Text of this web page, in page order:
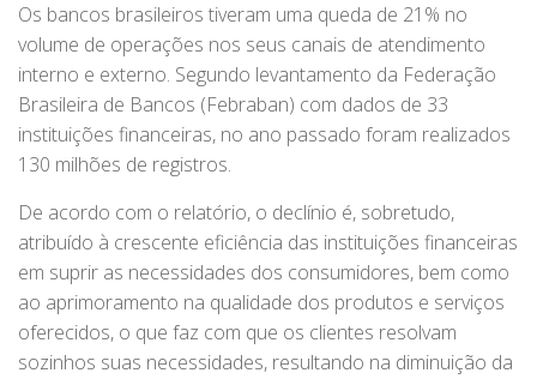
Os bancos brasileiros tiveram uma queda de 21% no
volume de operações nos seus canais de atendimento
interno e externo. Segundo levantamento da Federação
Brasileira de Bancos (Febraban) com dados de 33
instituições financeiras, no ano passado foram realizados
130 milhões de registros.
De acordo com o relatório, o declínio é, sobretudo,
atribuído à crescente eficiência das instituições financeiras
em suprir as necessidades dos consumidores, bem como
ao aprimoramento na qualidade dos produtos e serviços
oferecidos, o que faz com que os clientes resolvam
sozinhos suas necessidades, resultando na diminuição da